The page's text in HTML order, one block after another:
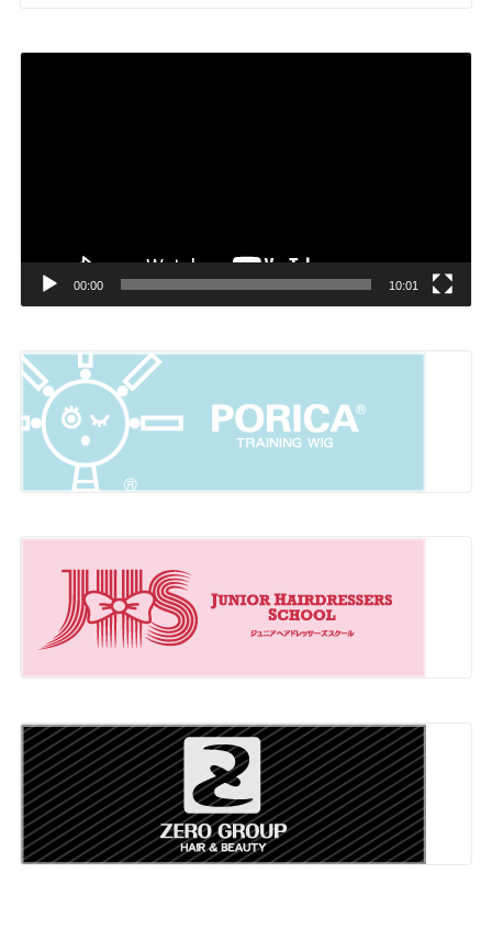
00:00 10:01